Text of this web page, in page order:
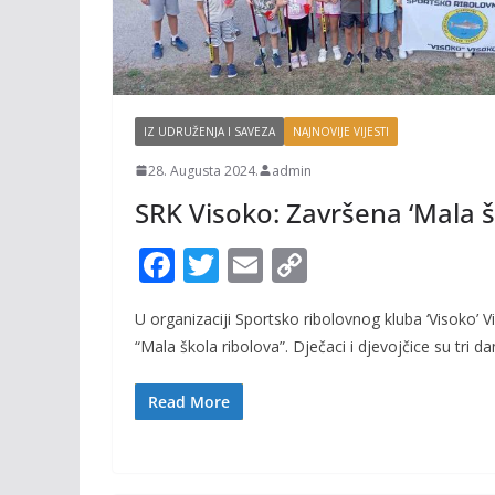
IZ UDRUŽENJA I SAVEZA NAJNOVIJE VIJESTI
28. Augusta 2024. admin
SRK Visoko: Završena ‘Mala
F
ac
e
o
T
w
itt
E
m
ai p
y
U organizaciji Sportsko ribolovnog kluba ‘Visoko’
“Mala škola ribolova”. Dječaci i djevojčice su tri
Read More